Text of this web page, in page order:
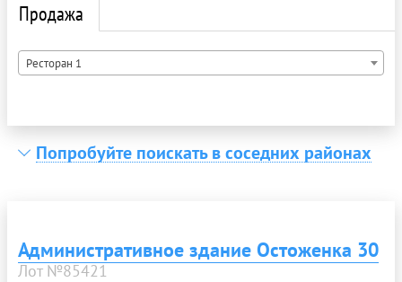
Продажа
Ресторан 1
Попробуйте поискать в соседних районах
Административное здание Остоженка 30
Лот №85421